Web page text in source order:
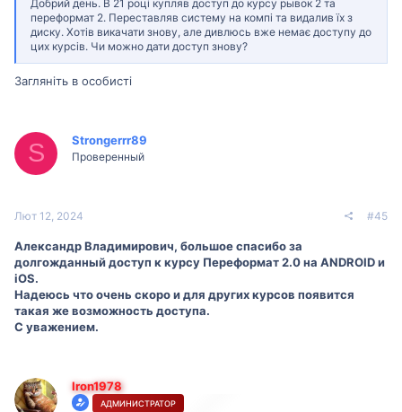
Добрий день. В 21 році купляв доступ до курсу рывок 2 та
переформат 2. Переставляв систему на компі та видалив їх з
диску. Хотів викачати знову, але дивлюсь вже немає доступу до
цих курсів. Чи можно дати доступ знову?
Загляніть в особисті
S Strongerrr89
Проверенный
Лют 12, 2024 #45
Александр Владимирович, большое спасибо за
долгожданный доступ к курсу Переформат 2.0 на ANDROID и
iOS.
Надеюсь что очень скоро и для других курсов появится
такая же возможность доступа.
С уважением.
Iron1978
АДМИНИСТРАТОР